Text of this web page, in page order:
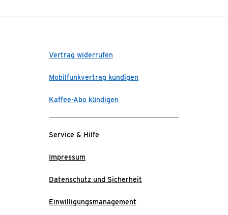
Vertrag widerrufen
Mobilfunkvertrag kündigen
Kaffee-Abo kündigen
Service & Hilfe
Impressum
Datenschutz und Sicherheit
Einwilligungsmanagement